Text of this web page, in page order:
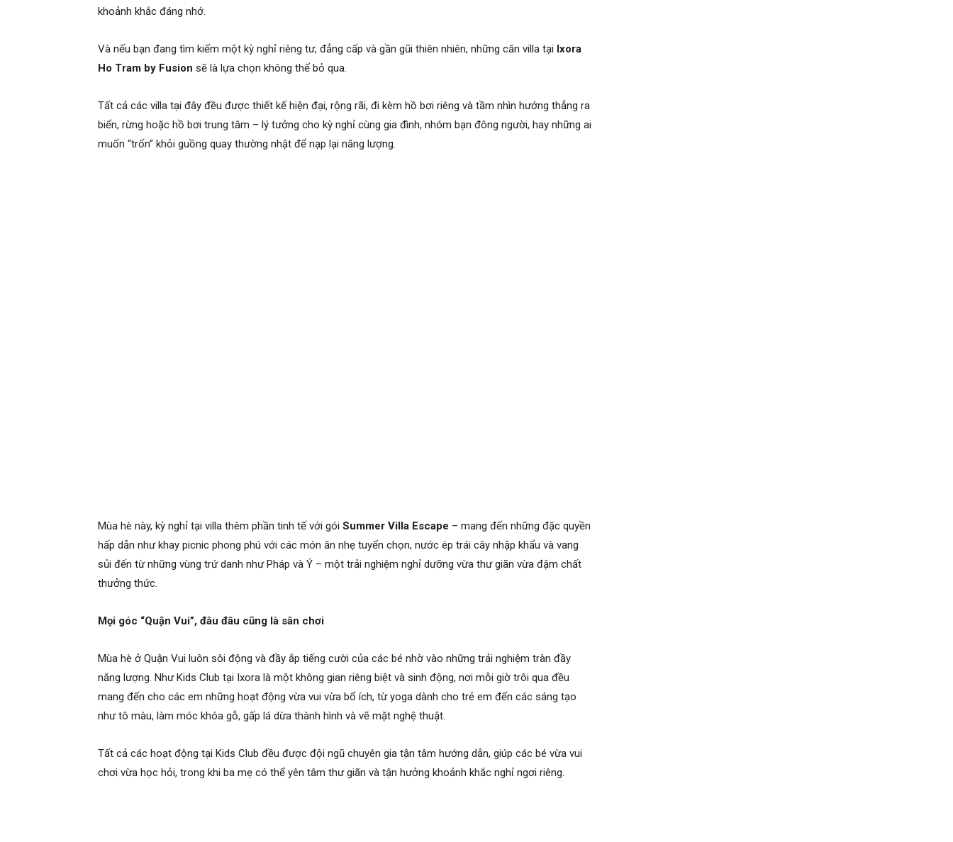
khoảnh khắc đáng nhớ.
Và nếu bạn đang tìm kiếm một kỳ nghỉ riêng tư, đẳng cấp và gần gũi thiên nhiên, những căn villa tại Ixora
Ho Tram by Fusion sẽ là lựa chọn không thể bỏ qua.
Tất cả các villa tại đây đều được thiết kế hiện đại, rộng rãi, đi kèm hồ bơi riêng và tầm nhìn hướng thẳng ra
biển, rừng hoặc hồ bơi trung tâm – lý tưởng cho kỳ nghỉ cùng gia đình, nhóm bạn đông người, hay những ai
muốn “trốn” khỏi guồng quay thường nhật để nạp lại năng lượng.
Mùa hè này, kỳ nghỉ tại villa thêm phần tinh tế với gói Summer Villa Escape – mang đến những đặc quyền
hấp dẫn như khay picnic phong phú với các món ăn nhẹ tuyển chọn, nước ép trái cây nhập khẩu và vang
sủi đến từ những vùng trứ danh như Pháp và Ý – một trải nghiệm nghỉ dưỡng vừa thư giãn vừa đậm chất
thưởng thức.
Mọi góc “Quận Vui”, đâu đâu cũng là sân chơi
Mùa hè ở Quận Vui luôn sôi động và đầy ắp tiếng cười của các bé nhờ vào những trải nghiệm tràn đầy
năng lượng. Như Kids Club tại Ixora là một không gian riêng biệt và sinh động, nơi mỗi giờ trôi qua đều
mang đến cho các em những hoạt động vừa vui vừa bổ ích, từ yoga dành cho trẻ em đến các sáng tạo
như tô màu, làm móc khóa gỗ, gấp lá dừa thành hình và vẽ mặt nghệ thuật.
Tất cả các hoạt động tại Kids Club đều được đội ngũ chuyên gia tận tâm hướng dẫn, giúp các bé vừa vui
chơi vừa học hỏi, trong khi ba mẹ có thể yên tâm thư giãn và tận hưởng khoảnh khắc nghỉ ngơi riêng.